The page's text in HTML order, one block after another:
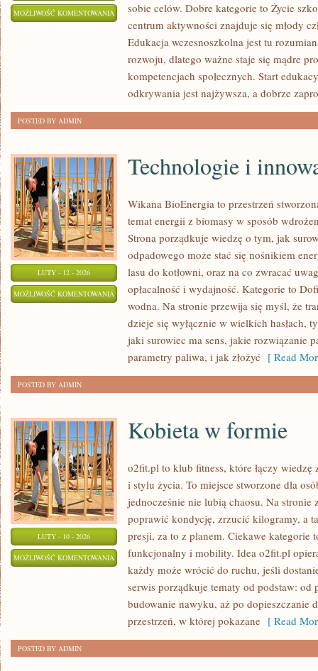
MOŻLIWOŚĆ KOMENTOWANIA GŁOS
UCZNIÓW
sobie celów. Dobre kategorie to Życie
centrum aktywności znajduje się młody
Edukacja wczesnoszkolna jest tu
rozwoju, dlatego ważne staje się mądre
kompetencjach społecznych. Start
odkrywania jest najżywsza, a dobrze
POSTED BY ADMIN
LUTY - 12 - 2026
MOŻLIWOŚĆ KOMENTOWANIA TECHNOLOGIE
INNOWACJE
Technologie i
Wikana BioEnergia to przestrzeń
temat energii z biomasy w sposób
Strona porządkuje wiedzę o tym, jak
odpadowego może stać się nośnikiem
lasu do kotłowni, oraz na co zwracać
opłacalność i wydajność. Kategorie to
wodna. Na stronie przewija się myśl, że
dzieje się wyłącznie w wielkich hasłach,
jaki surowiec ma sens, jakie rozwiązanie
parametry paliwa, i jak złożyć [ Read
POSTED BY ADMIN
LUTY - 10 - 2026
MOŻLIWOŚĆ KOMENTOWANIA KOBIETA
FORMIE
Kobieta w formie
o2fit.pl to klub fitness, które łączy
i stylu życia. To miejsce stworzone dla
jednocześnie nie lubią chaosu. Na stronie
poprawić kondycję, zrzucić kilogramy, a
presji, za to z planem. Ciekawe kategorie
funkcjonalny i mobility. Idea o2fit.pl
każdy może wrócić do ruchu, jeśli
serwis porządkuje tematy od podstaw: od
budowanie nawyku, aż po dopieszczanie
przestrzeń, w której pokazane [ Read
POSTED BY ADMIN